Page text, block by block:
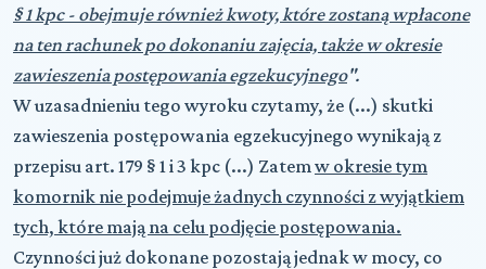
§ 1 kpc - obejmuje również kwoty, które zostaną wpłacone
na ten rachunek po dokonaniu zajęcia, także w okresie
zawieszenia postępowania egzekucyjnego".
W uzasadnieniu tego wyroku czytamy, że (...) skutki
zawieszenia postępowania egzekucyjnego wynikają z
przepisu art. 179 § 1 i 3 kpc (...) Zatem w okresie tym
komornik nie podejmuje żadnych czynności z wyjątkiem
tych, które mają na celu podjęcie postępowania.
Czynności już dokonane pozostają jednak w mocy, co